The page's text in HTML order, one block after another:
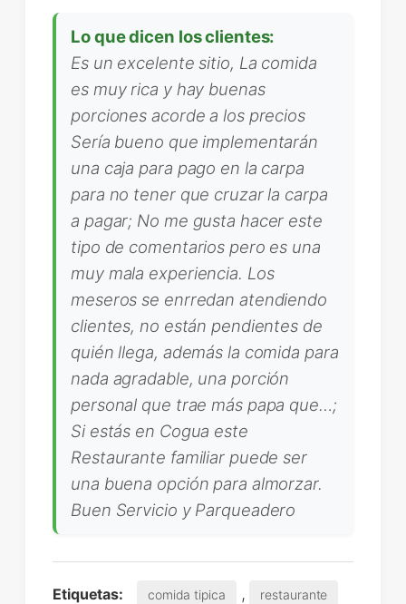
Lo que dicen los clientes:
Es un excelente sitio, La comida
es muy rica y hay buenas
porciones acorde a los precios
Sería bueno que implementarán
una caja para pago en la carpa
para no tener que cruzar la carpa
a pagar; No me gusta hacer este
tipo de comentarios pero es una
muy mala experiencia. Los
meseros se enrredan atendiendo
clientes, no están pendientes de
quién llega, además la comida para
nada agradable, una porción
personal que trae más papa que…;
Si estás en Cogua este
Restaurante familiar puede ser
una buena opción para almorzar.
Buen Servicio y Parqueadero
Etiquetas: comida tipica , restaurante